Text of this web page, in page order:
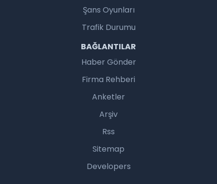
Şans Oyunları
Trafik Durumu
BAĞLANTILAR
Haber Gönder
Firma Rehberi
Anketler
Arşiv
Rss
Sitemap
Developers